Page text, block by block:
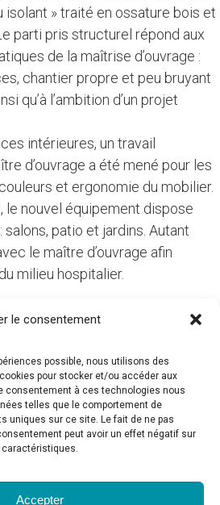
le consentement
possible, nous utilisons des
pour stocker et/ou accéder aux
consentement à ces technologies nous
telles que le comportement de
uniques sur ce site. Le fait de ne pas
peut avoir un effet négatif sur
Accepter
isolant » traité en ossature bois et
parti pris structurel répond aux
de la maîtrise d’ouvrage :
chantier propre et peu bruyant
qu’à l’ambition d’un projet
intérieures, un travail
d’ouvrage a été mené pour les
et ergonomie du mobilier.
le nouvel équipement dispose
salons, patio et jardins. Autant
le maître d’ouvrage afin
milieu hospitalier.
(Economie), Als (BET Structure),
Acoustibel (BET
Atlantique